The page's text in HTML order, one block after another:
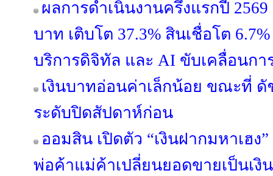
ผลการดำเนินงานครึ่งแรกปี
บาท เติบโต 37.3% สินเชื่อโต
บริการดิจิทัล และ AI ขับเคลื่อนกา
เงินบาทอ่อนค่าเล็กน้อย ขณะที่
ระดับปิดสัปดาห์ก่อน
ออมสิน เปิดตัว “เงินฝากมหาเฮง
พ่อค้าแม่ค้าเปลี่ยนยอดขายเป็นเงิ